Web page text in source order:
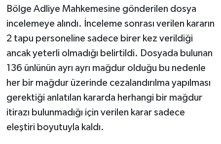
Bölge Adliye Mahkemesine gönderilen dosya
incelemeye alındı. İnceleme sonrası verilen kararın
2 tapu personeline sadece birer kez verildiği
ancak yeterli olmadığı belirtildi. Dosyada bulunan
136 ünlünün ayrı ayrı mağdur olduğu bu nedenle
her bir mağdur üzerinde cezalandırılma yapılması
gerektiği anlatılan kararda herhangi bir mağdur
itirazı bulunmadığı için verilen karar sadece
eleştiri boyutuyla kaldı.